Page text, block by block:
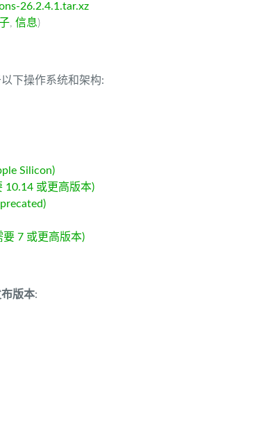
26.2.4.1.tar.xz
, 信息)
下操作系统和架构:
Silicon)
10.14 或更高版本)
7 或更高版本)
布版本: